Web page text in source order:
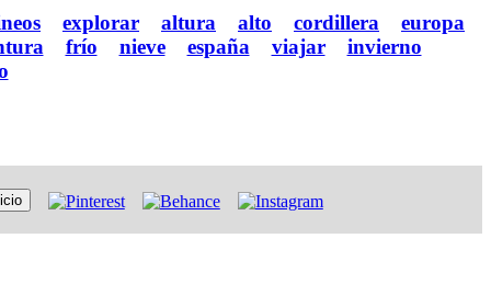
explorar altura alto cordillera
europa
frío nieve españa viajar
invierno